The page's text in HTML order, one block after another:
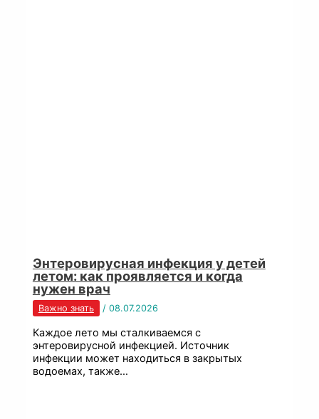
Энтеровирусная инфекция у детей
летом: как проявляется и когда
нужен врач
Важно знать / 08.07.2026
Каждое лето мы сталкиваемся с
энтеровирусной инфекцией. Источник
инфекции может находиться в закрытых
водоемах, также…